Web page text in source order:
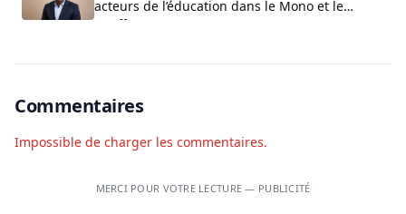
acteurs de l’éducation dans le Mono et le
Couffo
Commentaires
Impossible de charger les commentaires.
MERCI POUR VOTRE LECTURE — PUBLICITÉ